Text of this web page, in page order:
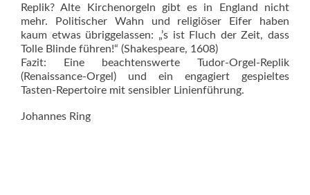
Replik? Alte Kirchenorgeln gibt es in England nicht
mehr. Politischer Wahn und religiöser Eifer haben
kaum etwas übriggelassen: „’s ist Fluch der Zeit, dass
Tolle Blinde führen!“ (Shakespeare, 1608)
Fazit: Eine beachtenswerte Tudor-Orgel-Replik
(Renaissance-Or­gel) und ein engagiert gespieltes
Tasten-Repertoire mit sensibler Linienführung.
Johannes Ring